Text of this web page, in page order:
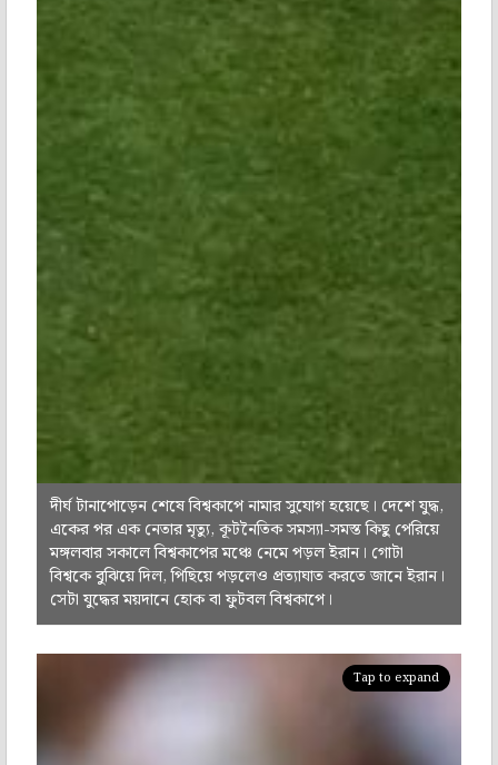
দীর্ঘ টানাপোড়েন শেষে বিশ্বকাপে নামার সুযোগ হয়েছে। দেশে যুদ্ধ,
একের পর এক নেতার মৃত্যু, কূটনৈতিক সমস্যা-সমস্ত কিছু পেরিয়ে
মঙ্গলবার সকালে বিশ্বকাপের মঞ্চে নেমে পড়ল ইরান। গোটা
বিশ্বকে বুঝিয়ে দিল, পিছিয়ে পড়লেও প্রত্যাঘাত করতে জানে ইরান।
সেটা যুদ্ধের ময়দানে হোক বা ফুটবল বিশ্বকাপে।
Tap to expand